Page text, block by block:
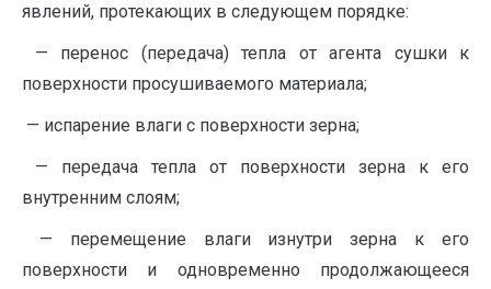
явлений, протекающих в следующем порядке:
— перенос (передача) тепла от агента сушки к
поверхности просушиваемого материала;
— испарение влаги с поверхности зерна;
— передача тепла от поверхности зерна к его
внутренним слоям;
— перемещение влаги изнутри зерна к его
поверхности и одновременно продолжающееся